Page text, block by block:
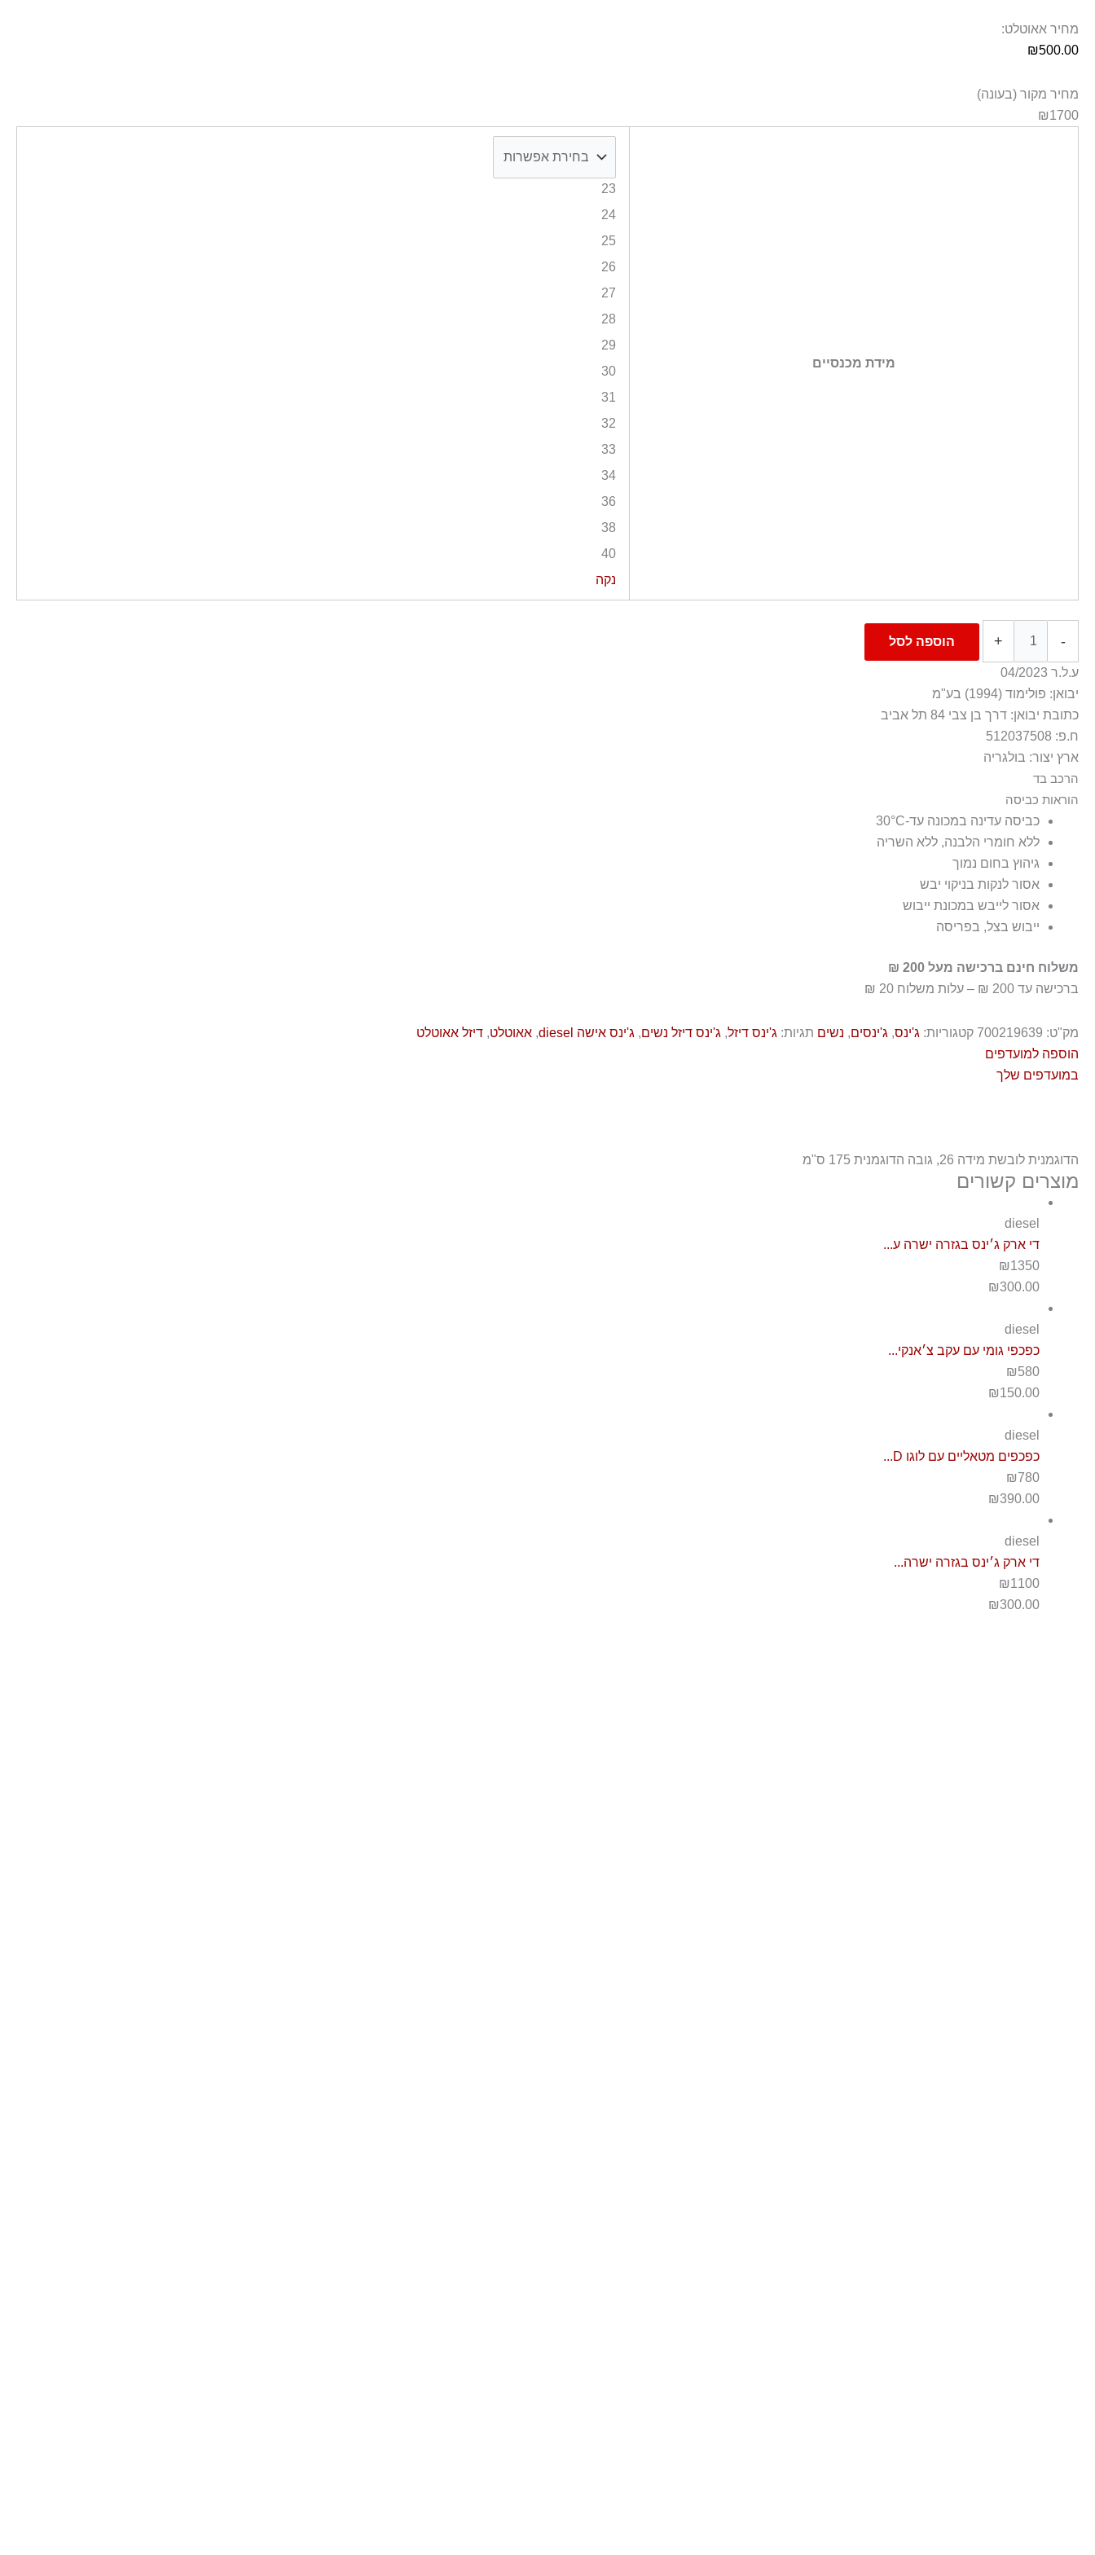
מחיר אאוטלט:
₪500.00
מחיר מקור (בעונה)
₪1700
מידת מכנסיים
23
24
25
26
27
28
29
30
31
32
33
34
36
38
40
נקה
-
+ הוספה לסל
ע.ל.ר 04/2023
יבואן: פולימוד (1994) בע"מ
כתובת יבואן: דרך בן צבי 84 תל אביב
ח.פ: 512037508
ארץ יצור: בולגריה
הרכב בד
100% כותנה
הוראות כביסה
כביסה עדינה במכונה עד-30°C
ללא חומרי הלבנה, ללא השריה
גיהוץ בחום נמוך
אסור לנקות בניקוי יבש
אסור לייבש במכונת ייבוש
ייבוש בצל, בפריסה
משלוח חינם ברכישה מעל 200 ₪
ברכישה עד 200 ₪ – עלות משלוח 20 ₪
מק"ט: 700219639 קטגוריות: ג'ינס, ג'ינסים, נשים תגיות: ג'ינס דיזל, ג'ינס דיזל נשים, ג'ינס אישה diesel , אאוטלט, דיזל אאוטלט
הוספה למועדפים
במועדפים שלך
הדוגמנית לובשת מידה 26, גובה הדוגמנית 175 ס"מ
מוצרים קשורים
diesel
די ארק ג׳ינס בגזרה ישרה ע...
₪1350
₪300.00
diesel
כפכפי גומי עם עקב צ׳אנקי...
₪580
₪150.00
diesel
כפכפים מטאליים עם לוגו D...
₪780
₪390.00
diesel
די ארק ג׳ינס בגזרה ישרה...
₪1100
₪300.00